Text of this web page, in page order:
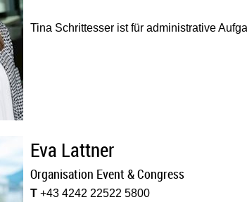
Tina Schrittesser ist für administrative
Eva Lattner
Organisation Event & Congress
T +43 4242 22522 5800